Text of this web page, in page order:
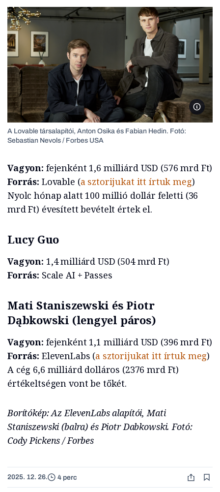
A Lovable társalapítói, Anton Osika és Fabian Hedin. Fotó:
Sebastian Nevols / Forbes USA
Vagyon: fejenként 1,6 milliárd USD (576 mrd Ft)
Forrás: Lovable (a sztorijukat itt írtuk meg)
Nyolc hónap alatt 100 millió dollár feletti (36
mrd Ft) évesített bevételt értek el.
Lucy Guo
Vagyon: 1,4 milliárd USD (504 mrd Ft)
Forrás: Scale AI + Passes
Mati Staniszewski és Piotr
Dąbkowski (lengyel páros)
Vagyon: fejenként 1,1 milliárd USD (396 mrd Ft)
Forrás: ElevenLabs (a sztorijukat itt írtuk meg)
A cég 6,6 milliárd dolláros (2376 mrd Ft)
értékeltségen vont be tőkét.
Borítókép: Az ElevenLabs alapítói, Mati
Staniszewski (balra) és Piotr Dabkowski. Fotó:
Cody Pickens / Forbes
2025. 12. 26. 4 perc